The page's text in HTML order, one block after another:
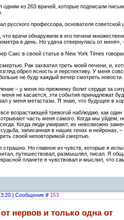
одним из 263 врачей, которые подписали
русского профессора, основателя
врачи обнаружили в его печени
в день. Но удача отвернулась от
Сакс в своей статье в New York Times
Рак захватил треть моей печени, и,
обрел ясность и перспективу. У меня
не буду каждый вечер смотреть
– у меня по-прежнему болит сердце за
не касается, эти события принадлежат
у меня метастазы. Я знаю, что будущее в
возрастающей тревогой наблюдаю, как
часть меня самого. Когда мы уйдем,
Когда люди умирают, их невозможно
записанная в наших генах и
своей неповторимой смертью.
страшно. Но главное из чувств, которые я
путешествовал, размышлял, писал. Я
планете я чувствовал и мыслил, что
| Сообщение # 153
нервов и только одна от